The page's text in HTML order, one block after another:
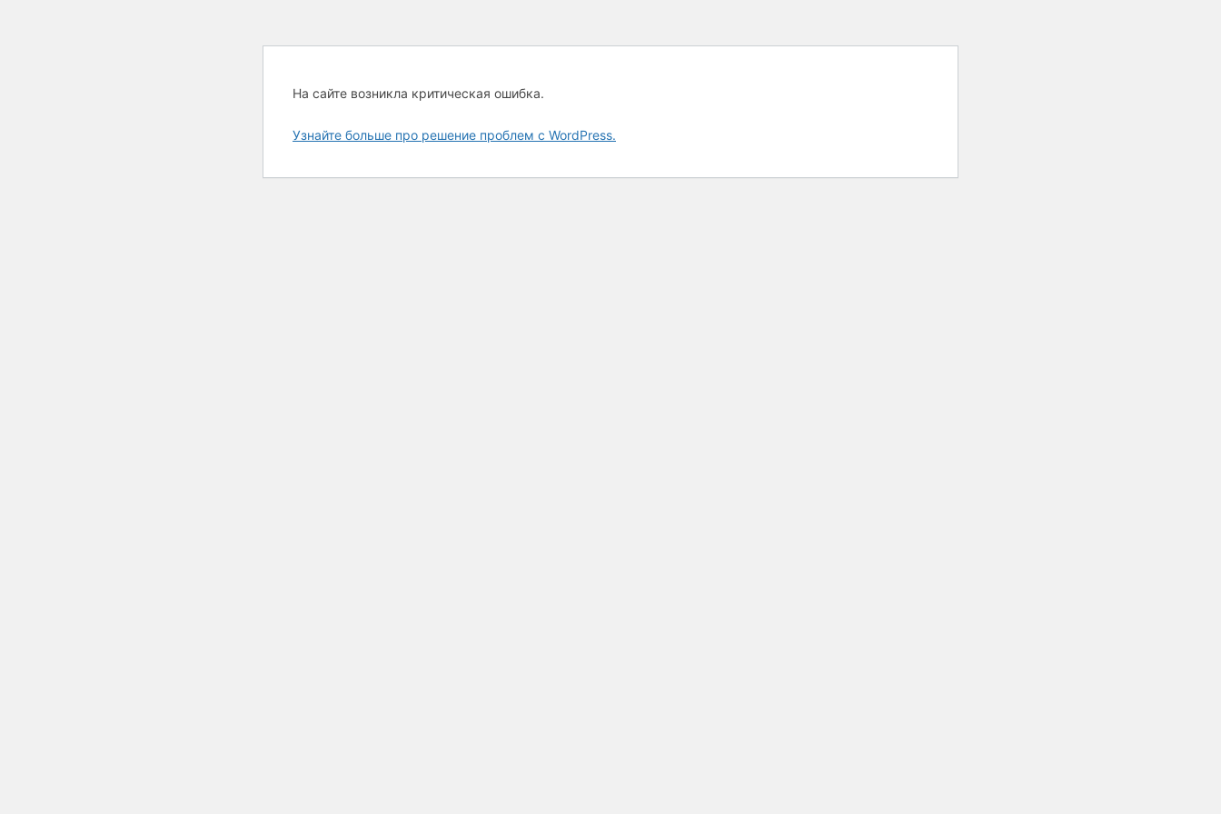
На сайте возникла критическая ошибка.
Узнайте больше про решение проблем с WordPress.